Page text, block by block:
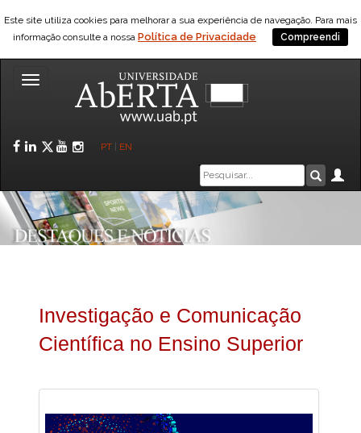
Este site utiliza cookies para melhorar a sua experiência de navegação. Para mais
informação consulte a nossa Política de Privacidade Compreendi
Toggle
Facebook
LinkedIn
Twitter
YouTube
Instagram
PT EN
Caixa
de
pesquisa
Investigação e Comunicação
Científica no Ensino Superior